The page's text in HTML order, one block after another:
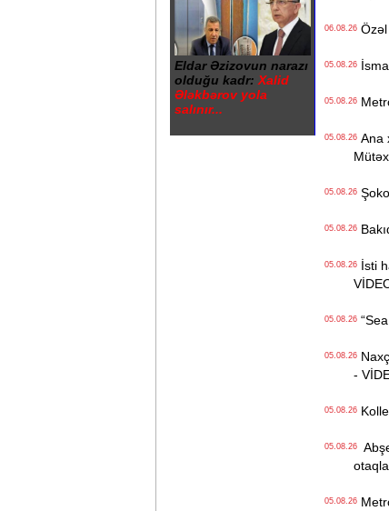
Eldar Əzizovun narazı
olduğu kadr: Xalid
Ələkbərov yola
salınır...
06.08.26Özəl
05.08.26
05.08.26
05.08.26Ana
05.08.26
05.08.26
05.08.26İsti
05.08.26“Sea
05.08.26
-
05.08.26
05.08.26
05.08.26